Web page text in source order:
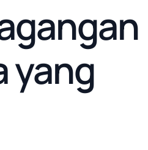
yang